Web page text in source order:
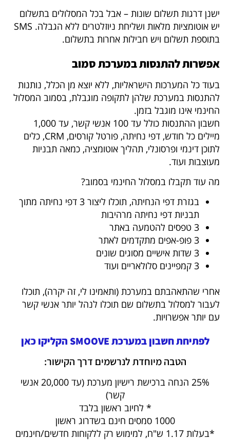
ישנן דרגות תשלום שונות – אבל בכל המסלולים בתשלום
יש אוטומציות מלאות ושליחת ניוזלטרים ללא הגבלה. SMS
בתוספת תשלום ויש חבילות אחרות בתשלום.
אפשרות להתנסות במערכת סמוב
בעוד כל המערכות הישראליות, ללא יוצא מן הכלל, נותנות
להתנסות במערכת שלהן לתקופה מוגבלת, בסמוב המסלול
החינמי אינו מוגבל בזמן.
חשבון ההתנסות כולל עד 100 אנשי קשר, עד 1,000
מיילים כל חודש, דפי נחיתה, פורטל קורסים, CRM, כלים
לתוכן דינמי ופרסונלי, תהליך אוטומציה, כמאה תבניות
מעוצבות ועוד.
מה עוד תקבלו במסלול החינמי בסמוב?
בגזרת דפי הנחיתה, תוכלו ליצור 3 דפי נחיתה מתוך
תבניות דפי נחיתה מרהיבות
3 טפסים להטמעה באתר
3 פופ-אפים מתקדמים לאתר
3 שדות אישיים מסוגים שונים
3 קמפיינים סלולאריים ועוד
אחרי שהתאהבתם במערכת (ותאמינו לי, זה יקרה), תוכלו
לעבור למסלול בתשלום שם תוכלו לנהל יותר אנשי קשר
עם יותר אפשרויות.
לפתיחת חשבון במערכת SMOOVE הקליקו כאן
הטבה מיוחדת לנרשמים דרך הקישור:
25% הנחה ברכישת רישיון מערכת (עד 20,000 אנשי
קשר)
* לחיוב ראשון בלבד
1000 סמסים חינם בשדרוג ראשון
*בעלות 1.17 ש"ח, למימוש רק ללקוחות חדשים/חינמים